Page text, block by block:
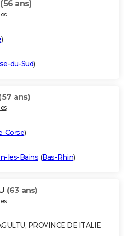
(56 ans)
)
du-Sud)
(57 ans)
Corse)
les-Bains (Bas-Rhin)
(63 ans)
PROVINCE DE ITALIE